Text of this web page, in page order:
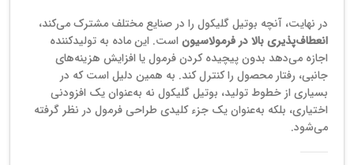
در نهایت، آنچه بوتیل گلیکول را در صنایع مختلف مشترک می‌کند،
انعطاف‌پذیری بالا در فرمولاسیون است. این ماده به تولیدکننده
اجازه می‌دهد بدون پیچیده کردن فرمول یا افزایش هزینه‌های
جانبی، رفتار محصول را کنترل کند. به همین دلیل است که در
بسیاری از خطوط تولید، بوتیل گلیکول نه به‌عنوان یک افزودنی
اختیاری، بلکه به‌عنوان یک جزء کلیدی طراحی فرمول در نظر گرفته
می‌شود.